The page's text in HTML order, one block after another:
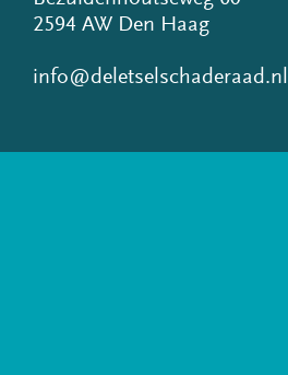
2594 AW Den Haag
info@deletselschaderaad.nl